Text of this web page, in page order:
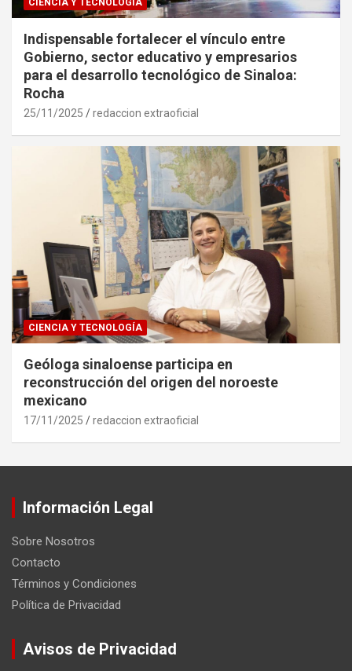
CIENCIA Y TECNOLOGÍA
Indispensable fortalecer el vínculo entre
Gobierno, sector educativo y empresarios
para el desarrollo tecnológico de Sinaloa:
Rocha
25/11/2025 redaccion extraoficial
CIENCIA Y TECNOLOGÍA
Geóloga sinaloense participa en
reconstrucción del origen del noroeste
mexicano
17/11/2025 redaccion extraoficial
Información Legal
Sobre Nosotros
Contacto
Términos y Condiciones
Política de Privacidad
Avisos de Privacidad